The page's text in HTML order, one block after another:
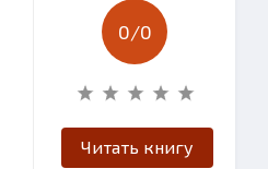
0/0
Читать книгу